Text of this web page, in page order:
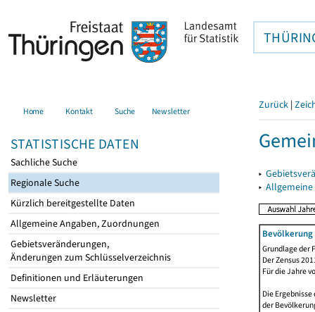
Home Kontakt Suche Newsletter
STATISTISCHE DATEN
Sachliche Suche
Regionale Suche
Kürzlich bereitgestellte Daten
Allgemeine Angaben, Zuordnungen
Gebietsveränderungen,
Änderungen zum Schlüsselverzeichnis
Definitionen und Erläuterungen
Newsletter
Zurück |
▸
▸
Grundlage der
Der Zensus
Für die Jahre
Die
der